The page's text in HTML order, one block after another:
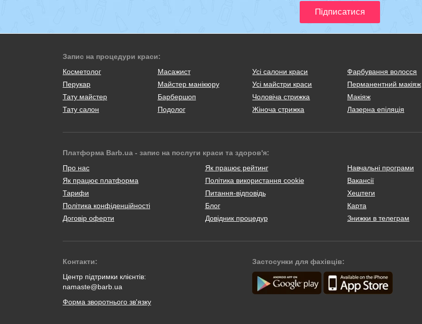
Запис на процедури краси:
Косметолог
Масажист
Перукар
Майстер манікюру
Тату майстер
Барбершоп
Тату салон
Подолог
Усі салони краси
Усі майстри краси
Чоловіча стрижка
Жіноча стрижка
Фарбування волосся
Перманентний макіяж
Макіяж
Лазерна епіляція
Платформа Barb.ua - запис на послуги краси та здоров'я:
Про нас
Як працює платформа
Тарифи
Політика конфіденційності
Договір оферти
Як працює рейтинг
Політика використання cookie
Питання-відповідь
Блог
Довідник процедур
Навчальні програми
Вакансії
Хештеги
Карта
Знижки в телеграм
Контакти:
Центр підтримки клієнтів:
namaste@barb.ua
Форма зворотнього зв'язку
Застосунки для фахівців: